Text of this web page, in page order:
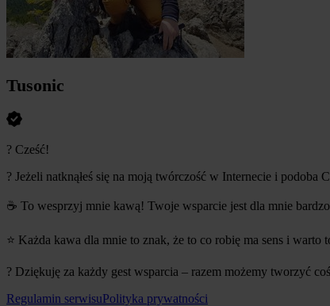
Tusonic
? Cześć!
? Jeżeli natknąłeś się na moją twórczość w Internecie i podoba
☕ To wesprzyj mnie kawą! Twoje wsparcie jest dla mnie
⭐ Każda kawa dla mnie to znak, że to co robię ma sens i warto
? Dziękuję za każdy gest wsparcia – razem możemy tworzyć
Regulamin serwisuPolityka prywatności